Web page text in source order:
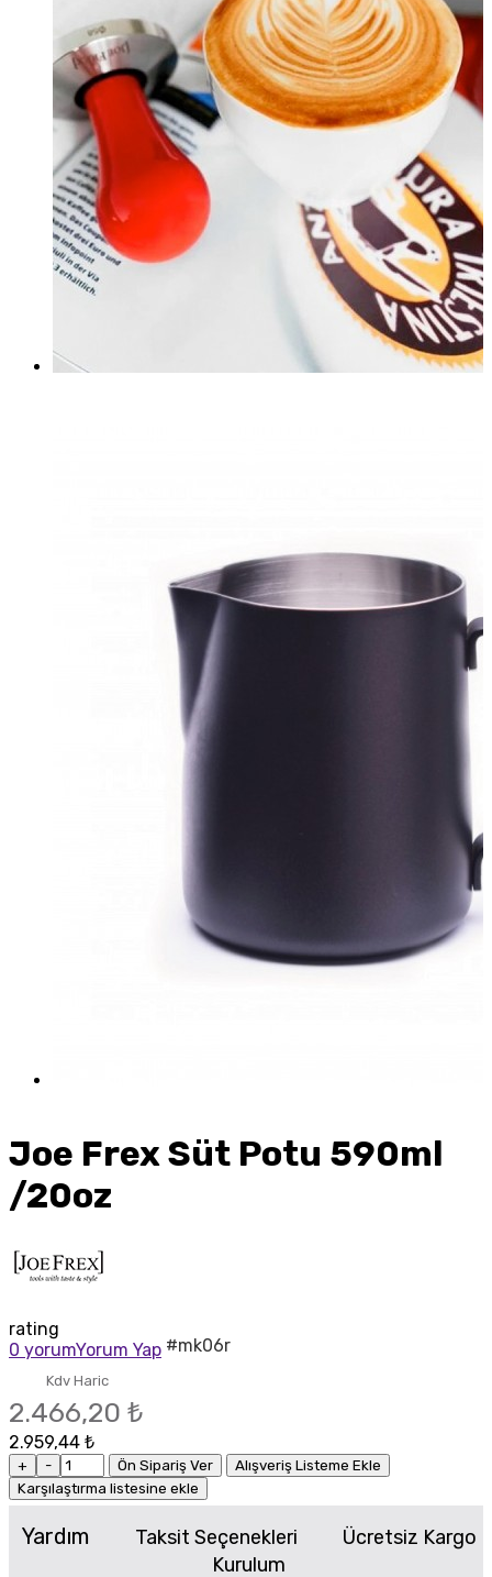
Joe Frex Süt Potu 590ml
/20oz
rating
0 yorumYorum Yap #mk06r
Kdv Haric
2.466,20 ₺
2.959,44 ₺
+ - Ön Sipariş Ver
Alışveriş Listeme Ekle
Karşılaştırma listesine ekle
Yardım Taksit Seçenekleri
Ücretsiz Kargo
Kurulum